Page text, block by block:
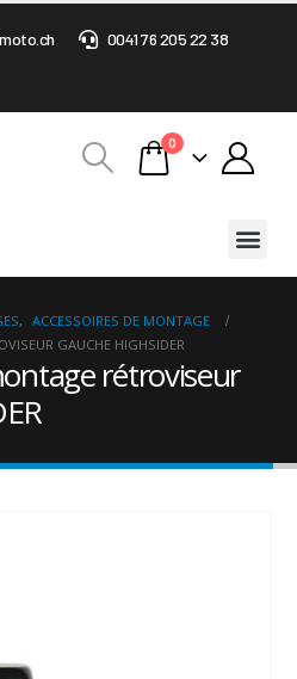
0041 76 205 22 38
0
, ACCESSOIRES DE MONTAGE
GAUCHE HIGHSIDER
rétroviseur